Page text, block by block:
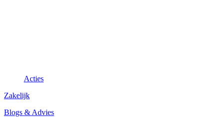
Acties
Zakelijk
Blogs & Advies